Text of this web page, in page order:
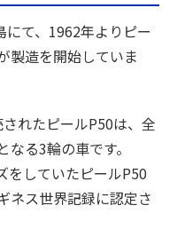
にて、1962年よりピー
製造を開始していま
れたピールP50は、全
る3輪の車です。
をしていたピールP50
ネス世界記録に認定さ